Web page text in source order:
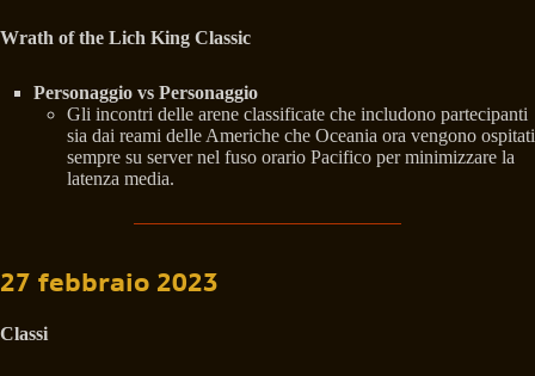
Wrath of the Lich King Classic
Personaggio vs Personaggio
Gli incontri delle arene classificate che includono partecipanti
sia dai reami delle Americhe che Oceania ora vengono ospitati
sempre su server nel fuso orario Pacifico per minimizzare la
latenza media.
27 febbraio 2023
Classi